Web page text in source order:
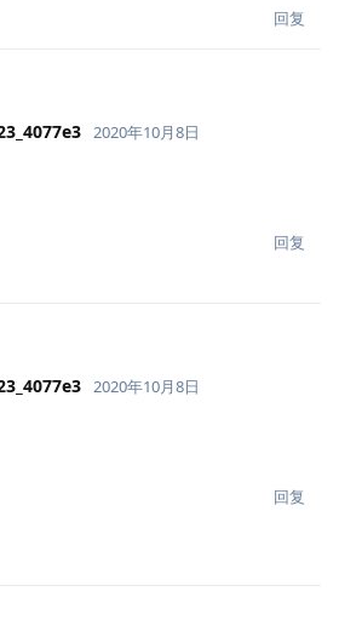
回复
2020年10月8日
回复
2020年10月8日
回复